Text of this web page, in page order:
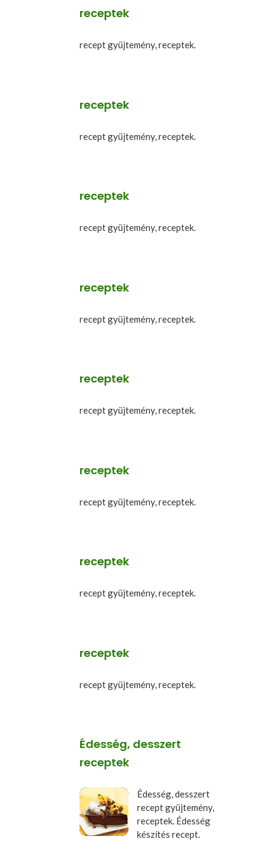
receptek
recept gyüjtemény, receptek.
receptek
recept gyüjtemény, receptek.
receptek
recept gyüjtemény, receptek.
receptek
recept gyüjtemény, receptek.
receptek
recept gyüjtemény, receptek.
receptek
recept gyüjtemény, receptek.
receptek
recept gyüjtemény, receptek.
receptek
recept gyüjtemény, receptek.
Édesség, desszert
receptek
Édesség, desszert
recept gyüjtemény,
receptek. Édesség
készítés recept.